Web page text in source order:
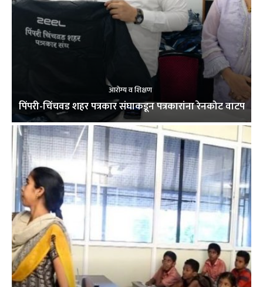
आरोग्य व शिक्षण
पिंपरी-चिंचवड शहर पत्रकार संघाकडून पत्रकारांना रेनकोट वाटप